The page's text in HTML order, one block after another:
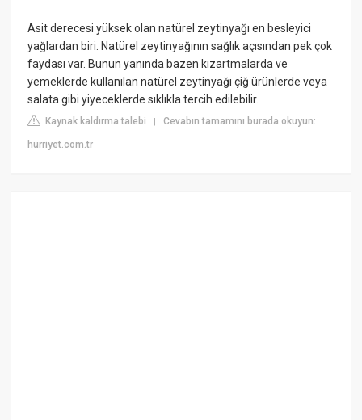
Asit derecesi yüksek olan natürel zeytinyağı en besleyici
yağlardan biri. Natürel zeytinyağının sağlık açısından pek çok
faydası var. Bunun yanında bazen kızartmalarda ve
yemeklerde kullanılan natürel zeytinyağı çiğ ürünlerde veya
salata gibi yiyeceklerde sıklıkla tercih edilebilir.
Kaynak kaldırma talebi |Cevabın tamamını burada okuyun:
hurriyet.com.tr